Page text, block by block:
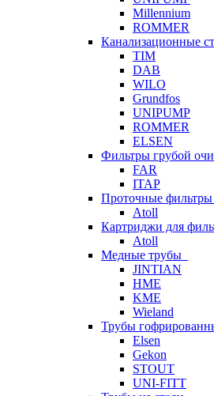
Millennium
ROMMER
Канализационные
TIM
DAB
WILO
Grundfos
UNIPUMP
ROMMER
ELSEN
Фильтры грубой
FAR
ITAP
Проточные фильтры
Atoll
Картриджи для
Atoll
Медные трубы
JINTIAN
HME
KME
Wieland
Трубы
Elsen
Gekon
STOUT
UNI-FITT